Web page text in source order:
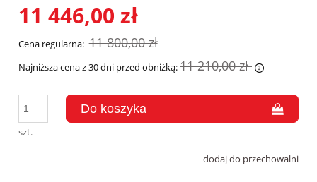
11 446,00 zł
Cena regularna: 11 800,00 zł
Najniższa cena z 30 dni przed obniżką:11 210,00 zł
30 dni,
momentu,
sprzedaży.
szt.
dodaj do przechowalni